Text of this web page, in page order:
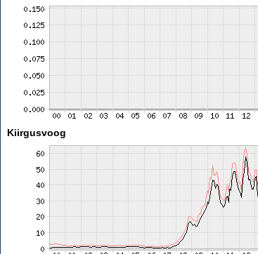
Kiirgusvoog